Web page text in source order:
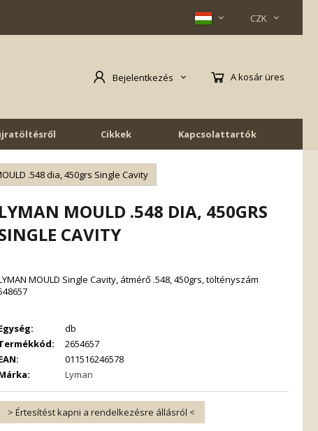
CZK
Bejelentkezés A kosár üres
Cikkek Kapcsolattartók
.548 dia, 450grs Single Cavity
LYMAN MOULD .548 DIA, 450GRS
CAVITY
MOULD Single Cavity, átmérő .548, 450grs, töltényszám
db
2654657
011516246578
Lyman
> Értesítést kapni a rendelkezésre állásról <